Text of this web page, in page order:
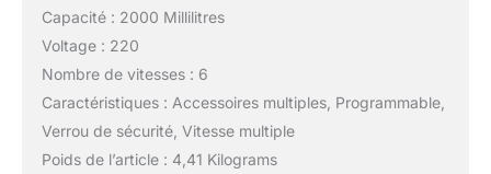
Capacité : 2000 Millilitres
Voltage : 220
Nombre de vitesses : 6
Caractéristiques : Accessoires multiples, Programmable,
Verrou de sécurité, Vitesse multiple
Poids de l’article : 4,41 Kilograms